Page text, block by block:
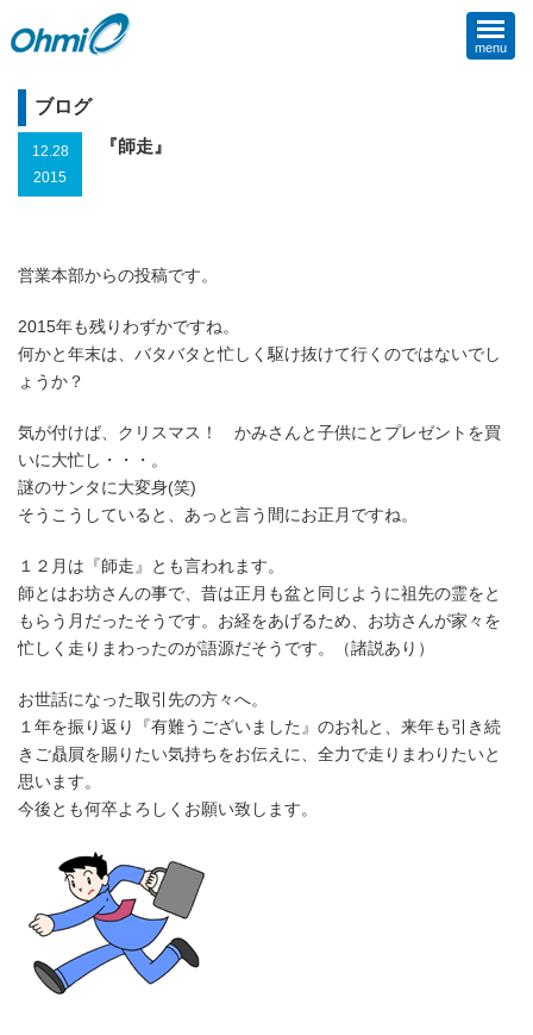
menu
ブログ
12.28
2015
『師走』
営業本部からの投稿です。
2015年も残りわずかですね。
何かと年末は、バタバタと忙しく駆け抜けて行くのではないでし
ょうか？
気が付けば、クリスマス！ かみさんと子供にとプレゼントを買
いに大忙し・・・。
謎のサンタに大変身(笑)
そうこうしていると、あっと言う間にお正月ですね。
１２月は『師走』とも言われます。
師とはお坊さんの事で、昔は正月も盆と同じように祖先の霊をと
もらう月だったそうです。お経をあげるため、お坊さんが家々を
忙しく走りまわったのが語源だそうです。（諸説あり）
お世話になった取引先の方々へ。
１年を振り返り『有難うございました』のお礼と、来年も引き続
きご贔屓を賜りたい気持ちをお伝えに、全力で走りまわりたいと
思います。
今後とも何卒よろしくお願い致します。